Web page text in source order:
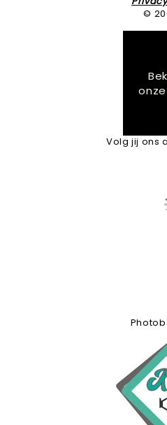
©
Volg jij ons